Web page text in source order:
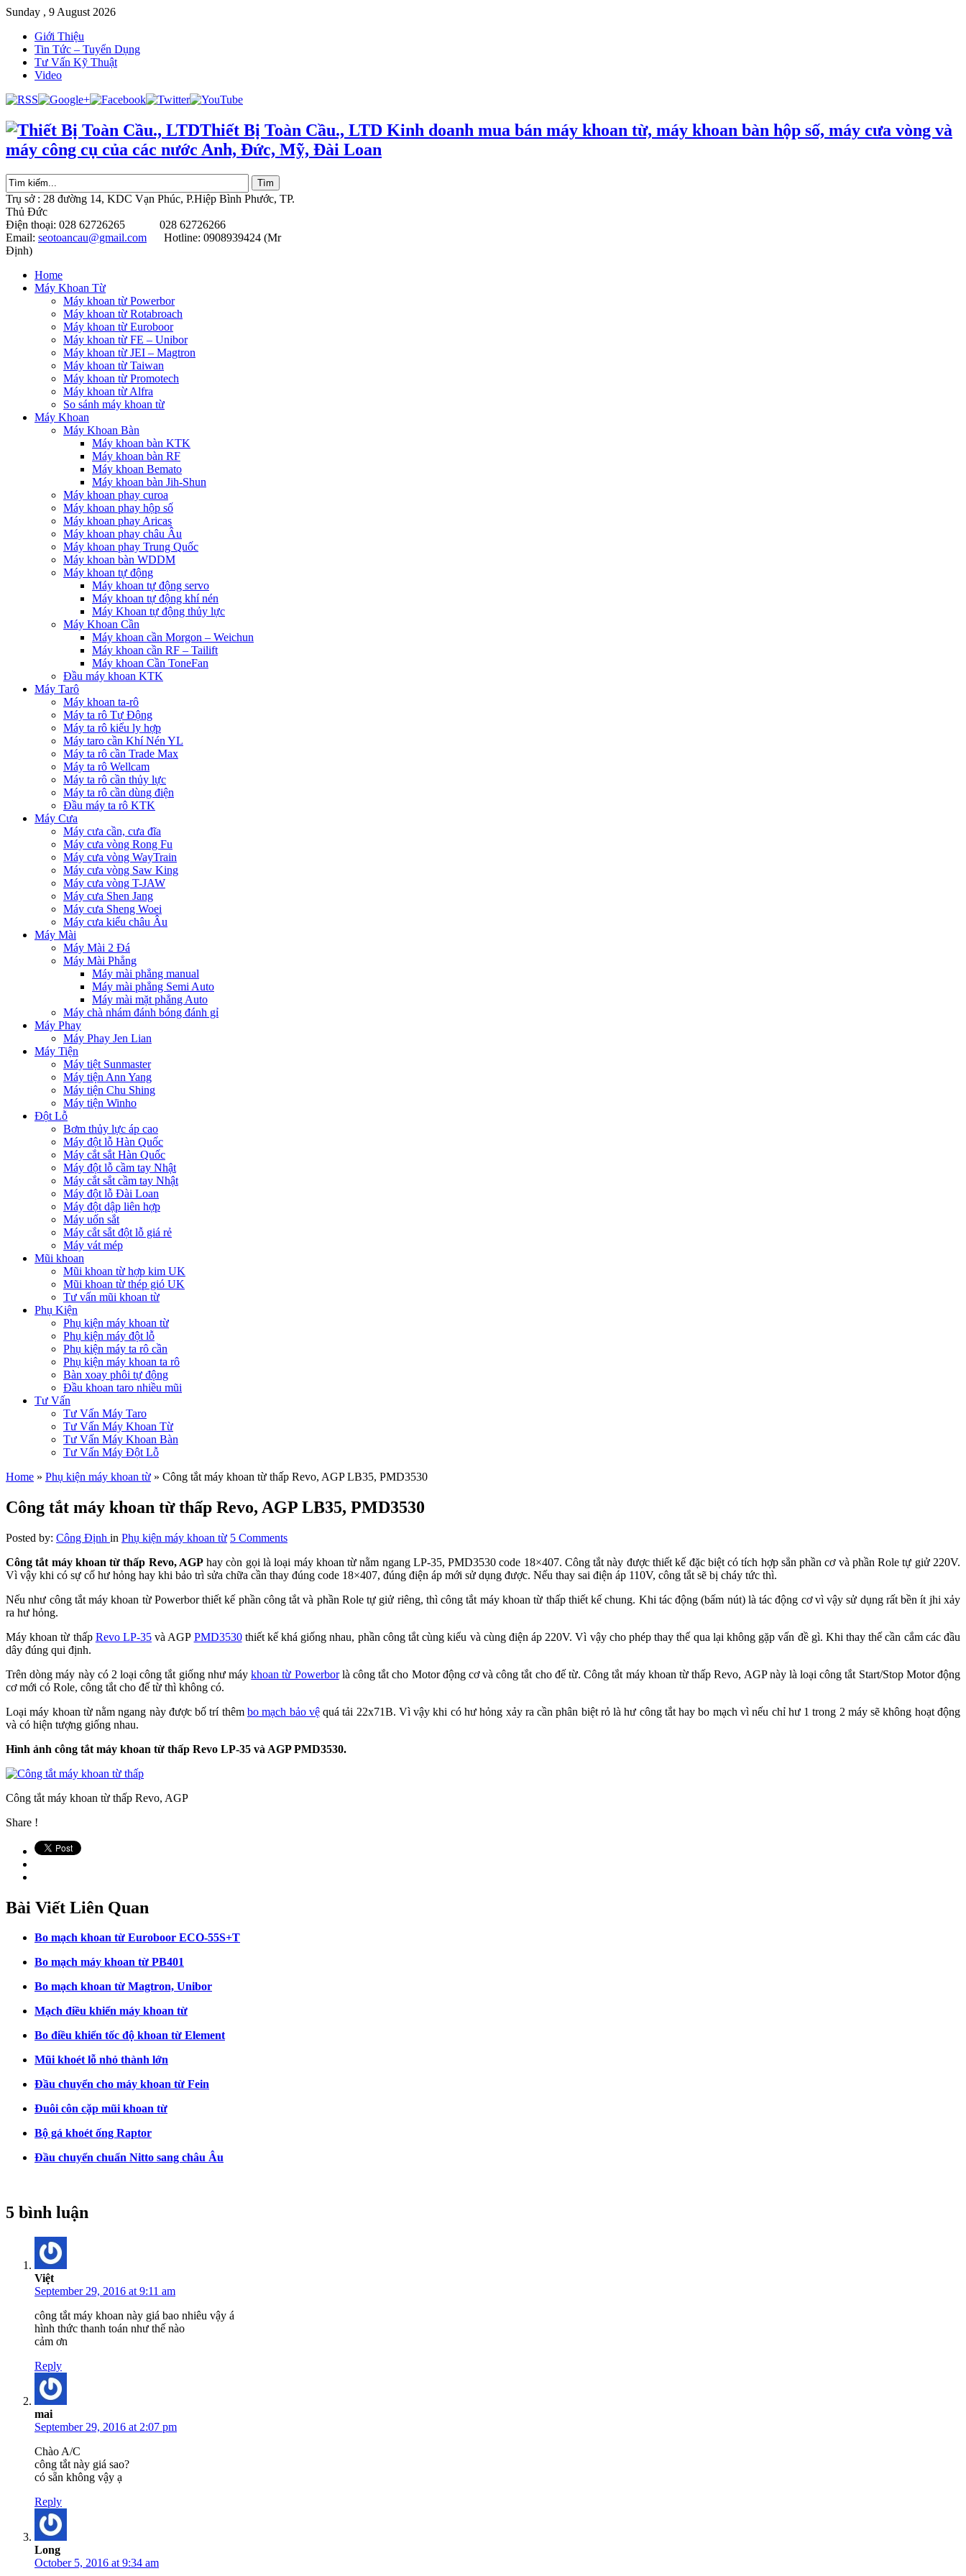
Sunday , 9 August 2026
Giới Thiệu
Tin Tức – Tuyển Dụng
Tư Vấn Kỹ Thuật
Video
Thiết Bị Toàn Cầu., LTD Kinh doanh mua bán máy khoan từ, máy khoan bàn hộp số, máy cưa vòng và
máy công cụ của các nước Anh, Đức, Mỹ, Đài Loan
Trụ sở : 28 đường 14, KDC Vạn Phúc, P.Hiệp Bình Phước, TP.
Thủ Đức
Điện thoại: 028 62726265 028 62726266
Email: seotoancau@gmail.com Hotline: 0908939424 (Mr
Định)
Home
Máy Khoan Từ
Máy khoan từ Powerbor
Máy khoan từ Rotabroach
Máy khoan từ Euroboor
Máy khoan từ FE – Unibor
Máy khoan từ JEI – Magtron
Máy khoan từ Taiwan
Máy khoan từ Promotech
Máy khoan từ Alfra
So sánh máy khoan từ
Máy Khoan
Máy Khoan Bàn
Máy khoan bàn KTK
Máy khoan bàn RF
Máy khoan Bemato
Máy khoan bàn Jih-Shun
Máy khoan phay curoa
Máy khoan phay hộp số
Máy khoan phay Aricas
Máy khoan phay châu Âu
Máy khoan phay Trung Quốc
Máy khoan bàn WDDM
Máy khoan tự động
Máy khoan tự động servo
Máy khoan tự động khí nén
Máy Khoan tự động thủy lực
Máy Khoan Cần
Máy khoan cần Morgon – Weichun
Máy khoan cần RF – Tailift
Máy khoan Cần ToneFan
Đầu máy khoan KTK
Máy Tarô
Máy khoan ta-rô
Máy ta rô Tự Động
Máy ta rô kiểu ly hợp
Máy taro cần Khí Nén YL
Máy ta rô cần Trade Max
Máy ta rô Wellcam
Máy ta rô cần thủy lực
Máy ta rô cần dùng điện
Đầu máy ta rô KTK
Máy Cưa
Máy cưa cần, cưa đĩa
Máy cưa vòng Rong Fu
Máy cưa vòng WayTrain
Máy cưa vòng Saw King
Máy cưa vòng T-JAW
Máy cưa Shen Jang
Máy cưa Sheng Woei
Máy cưa kiểu châu Âu
Máy Mài
Máy Mài 2 Đá
Máy Mài Phẳng
Máy mài phẳng manual
Máy mài phẳng Semi Auto
Máy mài mặt phẳng Auto
Máy chà nhám đánh bóng đánh gỉ
Máy Phay
Máy Phay Jen Lian
Máy Tiện
Máy tiệt Sunmaster
Máy tiện Ann Yang
Máy tiện Chu Shing
Máy tiện Winho
Đột Lỗ
Bơm thủy lực áp cao
Máy đột lỗ Hàn Quốc
Máy cắt sắt Hàn Quốc
Máy đột lỗ cầm tay Nhật
Máy cắt sắt cầm tay Nhật
Máy đột lỗ Đài Loan
Máy đột dập liên hợp
Máy uốn sắt
Máy cắt sắt đột lỗ giá rẻ
Máy vát mép
Mũi khoan
Mũi khoan từ hợp kim UK
Mũi khoan từ thép gió UK
Tư vấn mũi khoan từ
Phụ Kiện
Phụ kiện máy khoan từ
Phụ kiện máy đột lỗ
Phụ kiện máy ta rô cần
Phụ kiện máy khoan ta rô
Bàn xoay phôi tự động
Đầu khoan taro nhiều mũi
Tư Vấn
Tư Vấn Máy Taro
Tư Vấn Máy Khoan Từ
Tư Vấn Máy Khoan Bàn
Tư Vấn Máy Đột Lỗ
Home » Phụ kiện máy khoan từ » Công tắt máy khoan từ thấp Revo, AGP LB35, PMD3530
Công tắt máy khoan từ thấp Revo, AGP LB35, PMD3530
Posted by: Công Định in Phụ kiện máy khoan từ 5 Comments
Công tắt máy khoan từ thấp Revo, AGPhay còn gọi là loại máy khoan từ nằm ngang LP-35, PMD3530 code 18×407. Công tắt này được thiết kế đặc biệt có tích hợp sẳn phần cơ và phần Role tự giử 220V.
Vì vậy khi có sự cố hư hỏng hay khi bảo trì sửa chữa cần thay đúng code 18×407, đúng điện áp mới sử dụng được. Nếu thay sai điện áp 110V, công tắt sẽ bị cháy tức thì.
Nếu như công tắt máy khoan từ Powerbor thiết kế phần công tắt và phần Role tự giử riêng, thì công tắt máy khoan từ thấp thiết kế chung. Khi tác động (bấm nút) là tác động cơ vì vậy sử dụng rất bền ít jhi xảy
ra hư hỏng.
Máy khoan từ thấp Revo LP-35và AGP PMD3530thiết kế khá giống nhau, phần công tắt cùng kiểu và cùng điện áp 220V. Vì vậy cho phép thay thế qua lại không gặp vấn đề gì. Khi thay thế cần cắm các đầu
dây đúng qui định.
Trên dòng máy này có 2 loại công tắt giống như máykhoan từ Powerborlà công tắt cho Motor động cơ và công tắt cho đế từ. Công tắt máy khoan từ thấp Revo, AGP này là loại công tắt Start/Stop Motor động
cơ mới có Role, công tắt cho đế từ thì không có.
Loại máy khoan từ nằm ngang này được bố trí thêm bo mạch bảo vệquá tải 22x71B. Vì vậy khi có hư hỏng xảy ra cần phân biệt rỏ là hư công tắt hay bo mạch vì nếu chỉ hư 1 trong 2 máy sẽ không hoạt động
và có hiện tượng giống nhau.
Hình ảnh công tắt máy khoan từ thấp Revo LP-35 và AGP PMD3530.
Công tắt máy khoan từ thấp Revo, AGP
Share !
Bài Viết Liên Quan
Bo mạch khoan từ Euroboor ECO-55S+T
Bo mạch máy khoan từ PB401
Bo mạch khoan từ Magtron, Unibor
Mạch điều khiển máy khoan từ
Bo điều khiển tốc độ khoan từ Element
Mũi khoét lỗ nhỏ thành lớn
Đầu chuyển cho máy khoan từ Fein
Đuôi côn cặp mũi khoan từ
Bộ gá khoét ống Raptor
Đầu chuyển chuẩn Nitto sang châu Âu
5 bình luận
Việt
September 29, 2016 at 9:11 am
công tắt máy khoan này giá bao nhiêu vậy á
hình thức thanh toán như thế nào
cảm ơn
Reply
mai
September 29, 2016 at 2:07 pm
Chào A/C
công tắt này giá sao?
có sẵn không vậy ạ
Reply
Long
October 5, 2016 at 9:34 am